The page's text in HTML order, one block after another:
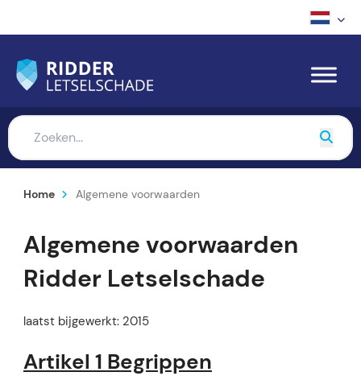
Home Algemene voorwaarden
Algemene voorwaarden
Ridder Letselschade
laatst bijgewerkt: 2015
Artikel 1 Begrippen